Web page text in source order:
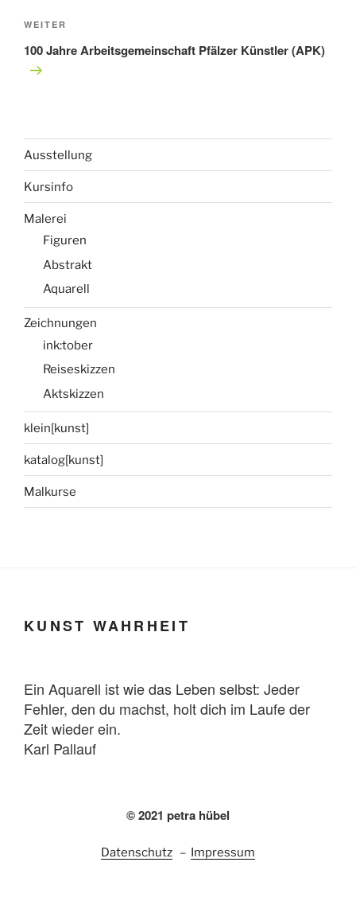
Nächster
Beitrag
WEITER
100 Jahre Arbeitsgemeinschaft Pfälzer Künstler (APK)
Ausstellung
Kursinfo
Malerei
Figuren
Abstrakt
Aquarell
Zeichnungen
ink:tober
Reiseskizzen
Aktskizzen
klein[kunst]
katalog[kunst]
Malkurse
KUNST WAHRHEIT
Ein Aquarell ist wie das Leben selbst: Jeder
Fehler, den du machst, holt dich im Laufe der
Zeit wieder ein.
Karl Pallauf
© 2021 petra hübel
Datenschutz – Impressum